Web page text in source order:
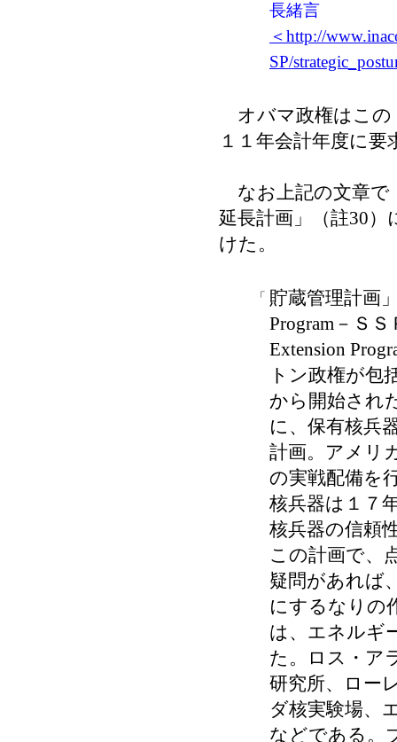
長緒言
＜http://
SP/
オバマ政権はこの
１１年会計年度に
なお上記の文章で
延長計画」（註30
けた。
「
貯蔵管理計画
Program－Ｓ
Extension
トン政権が包
から開始され
に、保有核兵
計画。アメリ
の実戦配備を
核兵器は１７
核兵器の信頼
この計画で、
疑問があれば
にするなりの
は、エネルギ
た。ロス・ア
研究所、ロー
ダ核実験場、
などである。